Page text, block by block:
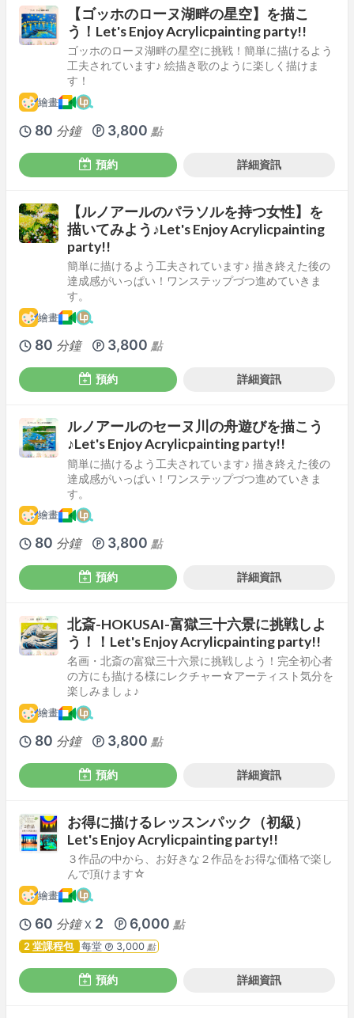
【ゴッホのローヌ湖畔の星空】を描こ
う！Let's Enjoy Acrylicpainting party!!
ゴッホのローヌ湖畔の星空に挑戦！簡単に描けるよう
工夫されています♪ 絵描き歌のように楽しく描けま
す！
繪畫
80 分鐘 3,800 點
預約 詳細資訊
【ルノアールのパラソルを持つ女性】を
描いてみよう♪Let's Enjoy Acrylicpainting
party!!
簡単に描けるよう工夫されています♪ 描き終えた後の
達成感がいっぱい！ワンステップづつ進めていきま
す。
繪畫
80 分鐘 3,800 點
預約 詳細資訊
ルノアールのセーヌ川の舟遊びを描こう
♪Let's Enjoy Acrylicpainting party!!
簡単に描けるよう工夫されています♪ 描き終えた後の
達成感がいっぱい！ワンステップづつ進めていきま
す。
繪畫
80 分鐘 3,800 點
預約 詳細資訊
北斎-HOKUSAI-富獄三十六景に挑戦しよ
う！！Let's Enjoy Acrylicpainting party!!
名画・北斎の富獄三十六景に挑戦しよう！完全初心者
の方にも描ける様にレクチャー☆アーティスト気分を
楽しみましょ♪
繪畫
80 分鐘 3,800 點
預約 詳細資訊
お得に描けるレッスンパック（初級）
Let's Enjoy Acrylicpainting party!!
３作品の中から、お好きな２作品をお得な価格で楽し
んで頂けます☆
繪畫
60 分鐘 X 2 6,000 點
2 堂課程包 每堂 3,000 點
預約 詳細資訊